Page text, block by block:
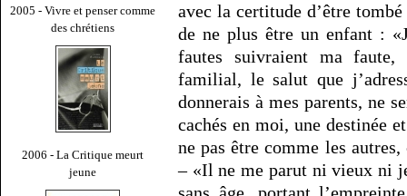
2005 - Vivre et penser comme
des chrétiens
2006 - La Critique meurt
jeune
avec la certitude d’être
de ne plus être un enfant :
fautes suivraient ma
familial, le salut que
donnerais à mes parents, ne
cachés en moi, une destinée
ne pas être comme les
– «Il ne me parut ni vieux ni